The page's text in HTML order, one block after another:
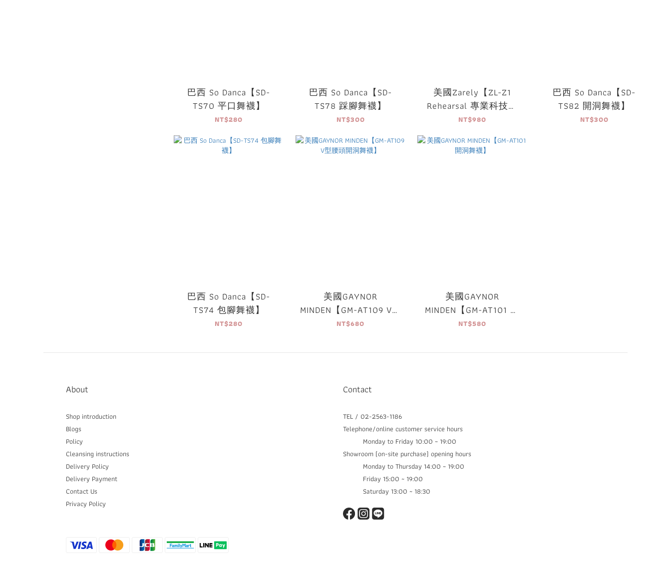
巴西 So Danca【SD-
TS70 平口舞襪】
NT$280
巴西 So Danca【SD-
TS78 踩腳舞襪】
NT$300
美國Zarely【ZL-Z1
Rehearsal 專業科技舞
襪】
NT$980
巴西 So Danca【SD-
TS82 開洞舞襪】
NT$300
巴西 So Danca【SD-
TS74 包腳舞襪】
NT$280
美國GAYNOR
MINDEN【GM-AT109 V型
腰頭開洞舞襪】
NT$680
美國GAYNOR
MINDEN【GM-AT101 開
洞舞襪】
NT$580
About
Shop introduction
Blogs
Policy
Cleansing instructions
Delivery Policy
Delivery Payment
Contact Us
Privacy Policy
Contact
TEL / 02-2563-1186
Telephone/online customer service hours
Monday to Friday 10:00 ~ 19:00
Showroom (on-site purchase) opening hours
Monday to Thursday 14:00 ~ 19:00​
Friday 15:00 ~ 19:00
Saturday 13:00 ~ 18:30